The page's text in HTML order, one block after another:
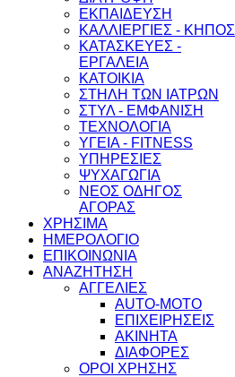
ΕΚΠΑΙΔΕΥΣΗ
ΚΑΛΛΙΕΡΓΙΕΣ - ΚΗΠΟΣ
ΚΑΤΑΣΚΕΥΕΣ -
ΕΡΓΑΛΕΙΑ
ΚΑΤΟΙΚΙΑ
ΣΤΗΛΗ ΤΩΝ ΙΑΤΡΩΝ
ΣΤΥΛ - ΕΜΦΑΝΙΣΗ
ΤΕΧΝΟΛΟΓΙΑ
ΥΓΕΙΑ - FITNESS
ΥΠΗΡΕΣΙΕΣ
ΨΥΧΑΓΩΓΙΑ
ΝΕΟΣ ΟΔΗΓΟΣ
ΑΓΟΡΑΣ
ΧΡΗΣΙΜΑ
ΗΜΕΡΟΛΟΓΙΟ
ΕΠΙΚΟΙΝΩΝΙΑ
ΑΝΑΖΗΤΗΣΗ
ΑΓΓΕΛΙΕΣ
AUTO-MOTO
ΕΠΙΧΕΙΡΗΣΕΙΣ
ΑΚΙΝΗΤΑ
ΔΙΑΦΟΡΕΣ
ΟΡΟΙ ΧΡΗΣΗΣ